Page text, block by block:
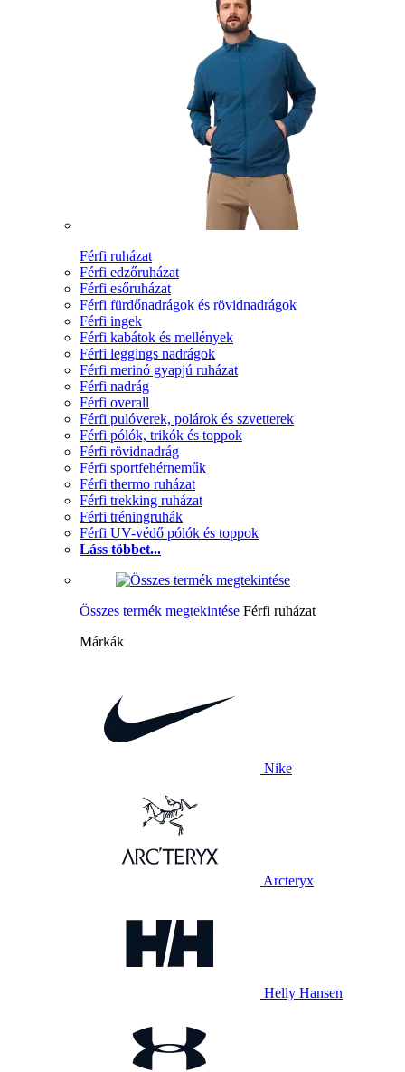
Férfi ruházat
Férfi edzőruházat
Férfi esőruházat
Férfi fürdőnadrágok és rövidnadrágok
Férfi ingek
Férfi kabátok és mellények
Férfi leggings nadrágok
Férfi merinó gyapjú ruházat
Férfi nadrág
Férfi overall
Férfi pulóverek, polárok és szvetterek
Férfi pólók, trikók és toppok
Férfi rövidnadrág
Férfi sportfehérneműk
Férfi thermo ruházat
Férfi trekking ruházat
Férfi tréningruhák
Férfi UV-védő pólók és toppok
Láss többet...
Összes termék megtekintése Férfi ruházat
Márkák
Nike
Arcteryx
Helly Hansen